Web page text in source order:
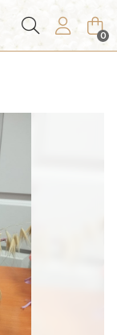
Buscar 0